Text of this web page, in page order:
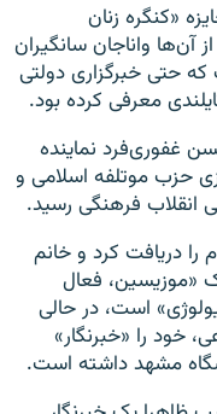
جایزه «کنگره زنان
آن‌ها واناجان سانگیران
که حتی خبرگزاری دولتی
معرفی کرده بود.
غفوری‌فرد نماینده
حزب موتلفه اسلامی و
انقلاب فرهنگی رسید.
را دریافت کرد و خانم
«موزیسین، فعال
است، در حالی
خود را «خبرنگار»
مشهد داشته است.